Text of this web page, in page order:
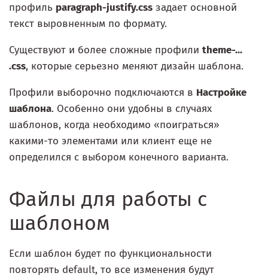
профиль paragraph-justify.css задает основной
текст выровненным по формату.
Существуют и более сложные профили theme-...
.css, которые серьезно меняют дизайн шаблона.
Профили выборочно подключаются в Настройке
шаблона. Особенно они удобны в случаях
шаблонов, когда необходимо «поиграться»
какими-то элементами или клиент еще не
определился с выбором конечного варианта.
Файлы для работы с
шаблоном
Если шаблон будет по функциональности
повторять default, то все изменения будут